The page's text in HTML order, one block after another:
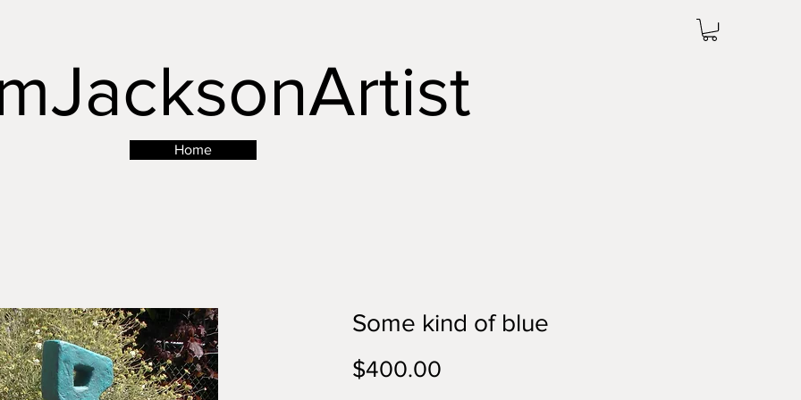
Home
Button
Some kind of blue
$400.00